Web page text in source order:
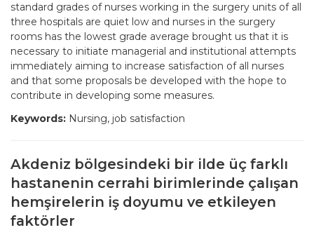
standard grades of nurses working in the surgery units of all
three hospitals are quiet low and nurses in the surgery
rooms has the lowest grade average brought us that it is
necessary to initiate managerial and institutional attempts
immediately aiming to increase satisfaction of all nurses
and that some proposals be developed with the hope to
contribute in developing some measures.
Keywords: Nursing, job satisfaction
Akdeniz bölgesindeki bir ilde üç farklı
hastanenin cerrahi birimlerinde çalışan
hemşirelerin iş doyumu ve etkileyen
faktörler